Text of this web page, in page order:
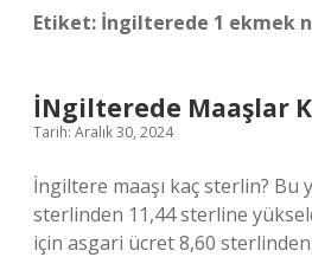
Etiket: İngilterede 1 ekmek
İNgilterede Maaşlar
Tarih: Aralık 30, 2024
İngiltere maaşı kaç sterlin? Bu
sterlinden 11,44 sterline
için asgari ücret 8,60